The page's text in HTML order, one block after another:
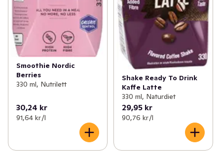
Smoothie Nordic
Berries
330 ml, Nutrilett
30,24 kr
91,64 kr /l
Shake Ready To Drink
Kaffe Latte
330 ml, Naturdiet
29,95 kr
90,76 kr /l